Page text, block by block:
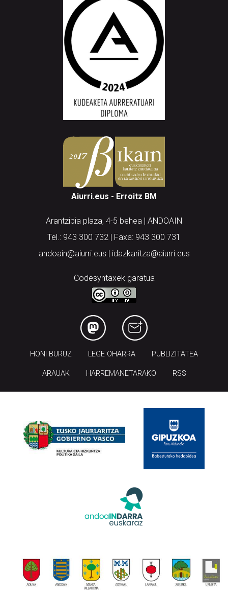
Aiurri.eus - Erroitz BM
Arantzibia plaza, 4-5 behea | ANDOAIN
Tel.: 943 300 732 | Faxa: 943 300 731
andoain@aiurri.eus | idazkaritza@aiurri.eus
Codesyntaxek garatua
HONI BURUZ LEGE OHARRA PUBLIZITATEA
ARAUAK HARREMANETARAKO RSS